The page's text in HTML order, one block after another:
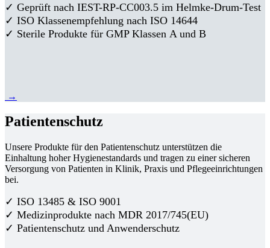
✓ Geprüft nach IEST-RP-CC003.5 im Helmke-Drum-Test
✓ ISO Klassenempfehlung nach ISO 14644
✓ Sterile Produkte für GMP Klassen A und B
→
Patientenschutz
Unsere Produkte für den Patientenschutz unterstützen die
Einhaltung hoher Hygienestandards und tragen zu einer sicheren
Versorgung von Patienten in Klinik, Praxis und Pflegeeinrichtungen
bei.
✓ ISO 13485 & ISO 9001
✓ Medizinprodukte nach MDR 2017/745(EU)
✓ Patientenschutz und Anwenderschutz